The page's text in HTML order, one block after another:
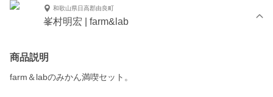
和歌山県日高郡由良町
峯村明宏 | farm&lab
商品説明
farm＆labのみかん満喫セット。